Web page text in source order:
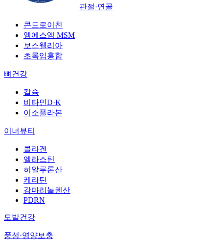
관절·연골
콘드로이친
엠에스엠 MSM
보스웰리아
초록입홍합
뼈건강
칼슘
비타민D·K
이소플라본
이너뷰티
콜라겐
엘라스틴
히알루론산
케라틴
감마리놀렌산
PDRN
모발건강
풍성·영양보충